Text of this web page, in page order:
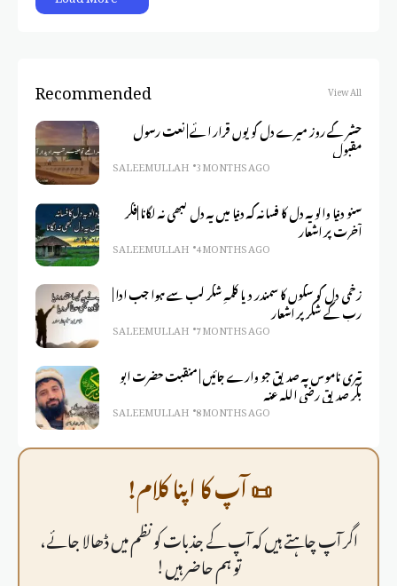
Recommended View All
حشر کے روز میرے دل کو یوں قرار ائے | نعت رسول
مقبول
SALEEM ULLAH 3 MONTHS AGO
سنو دنیا والو یہ دل کا فسانہ کہ دنیا میں یہ دل کبھی نہ لگانا |فکر
آخرت پر اشعار
SALEEM ULLAH 4 MONTHS AGO
زخمی دل کو سکوں کا سمندر دیا کلمہِ شکر لب سے ہوا جب ادا |
رب کے شکر پر اشعار
SALEEM ULLAH 7 MONTHS AGO
تیری ناموس پہ صدیق جو وارے جائیں | منقبت حضرت ابو
بکر صدیق رضی اللہ عنہ
SALEEM ULLAH 8 MONTHS AGO
📜 آپ کا اپنا کلام!
اگر آپ چاہتے ہیں کہ آپ کے جذبات کو نظم میں ڈھالا جائے،
تو ہم حاضر ہیں!